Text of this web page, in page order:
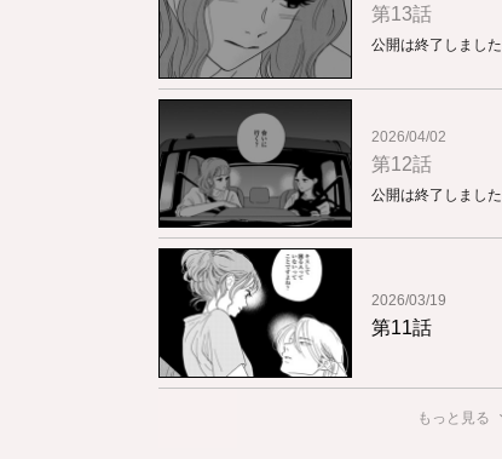
第13話
公開は終了しました
2026/04/02
第12話
公開は終了しました
2026/03/19
第11話
もっと見る